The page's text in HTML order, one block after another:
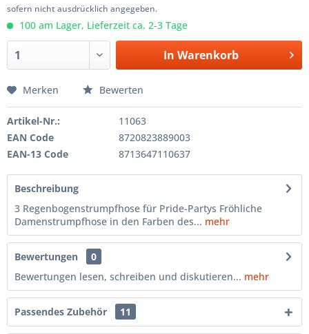
sofern nicht ausdrücklich angegeben.
100 am Lager, Lieferzeit ca. 2-3 Tage
In Warenkorb
Merken Bewerten
Artikel-Nr.:
11063
EAN Code
8720823889003
EAN-13 Code
8713647110637
Beschreibung
3 Regenbogenstrumpfhose für Pride-Partys Fröhliche
Damenstrumpfhose in den Farben des... mehr
Bewertungen
0
Bewertungen lesen, schreiben und diskutieren... mehr
Passendes Zubehör 11